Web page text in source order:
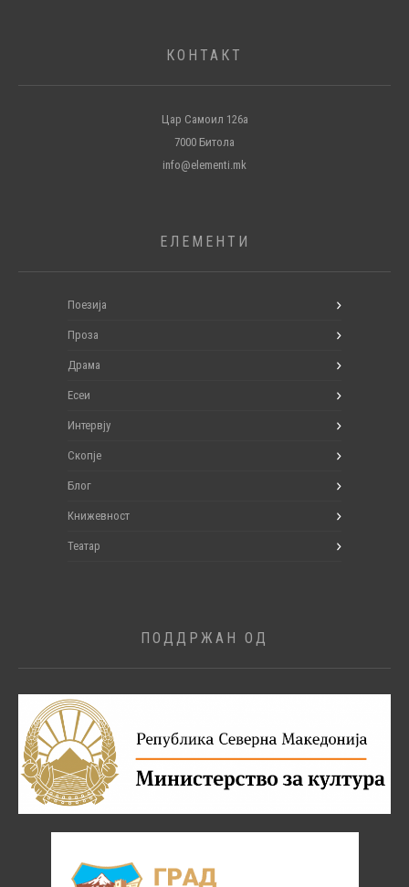
КОНТАКТ
Цар Самоил 126а
7000 Битола
info@elementi.mk
ЕЛЕМЕНТИ
Поезија
Проза
Драма
Есеи
Интервју
Скопје
Блог
Книжевност
Театар
ПОДДРЖАН ОД